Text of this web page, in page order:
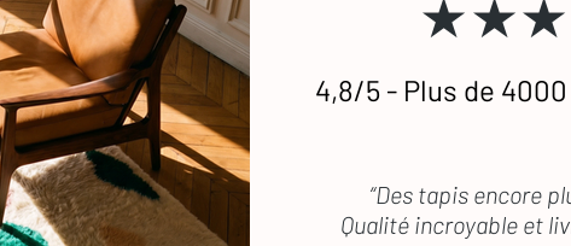
4,8/5 - Plus de
“Des tapis encore
Qualité incroyable et